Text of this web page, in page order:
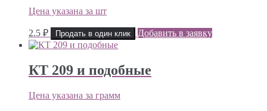
Цена указана за шт
2.5 ₽ Продать в один клик Добавить в заявку
КТ 209 и подобные
Цена указана за грамм